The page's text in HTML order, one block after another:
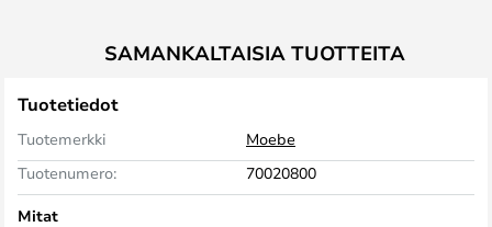
SAMANKALTAISIA TUOTTEITA
Tuotetiedot
Tuotemerkki
Moebe
Tuotenumero:
70020800
Mitat